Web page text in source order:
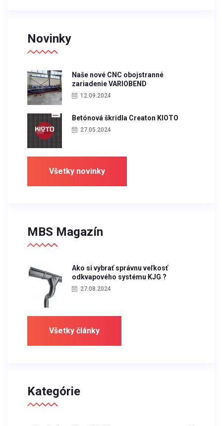
Novinky
Naše nové CNC obojstranné
zariadenie VARIOBEND
12.09.2024
Betónová škridla Creaton KIOTO
27.05.2024
Všetky novinky
MBS Magazín
Ako si vybrať správnu veľkosť
odkvapového systému KJG ?
27.08.2024
Všetky články
Kategórie